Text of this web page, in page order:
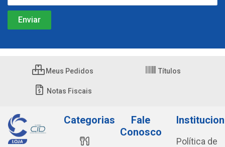
Meus Pedidos Títulos
Notas Fiscais
Categorias
Fale
Conosco
Política de